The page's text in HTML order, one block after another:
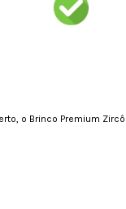
o Brinco Premium